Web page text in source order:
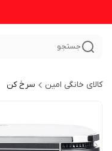
جستجو
کالای خانگی امین سرخ کن